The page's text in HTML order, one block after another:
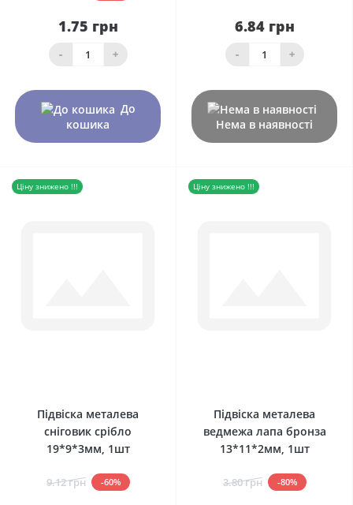
1.75 грн
- +
До
кошика
6.84 грн
- +
Нема в наявності
Ціну знижено !!!
Підвіска металева
сніговик срібло
19*9*3мм, 1шт
9.12 грн -60%
Ціну знижено !!!
Підвіска металева
ведмежа лапа бронза
13*11*2мм, 1шт
3.80 грн -80%